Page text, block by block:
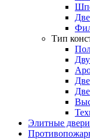
Тип
Элитные двери